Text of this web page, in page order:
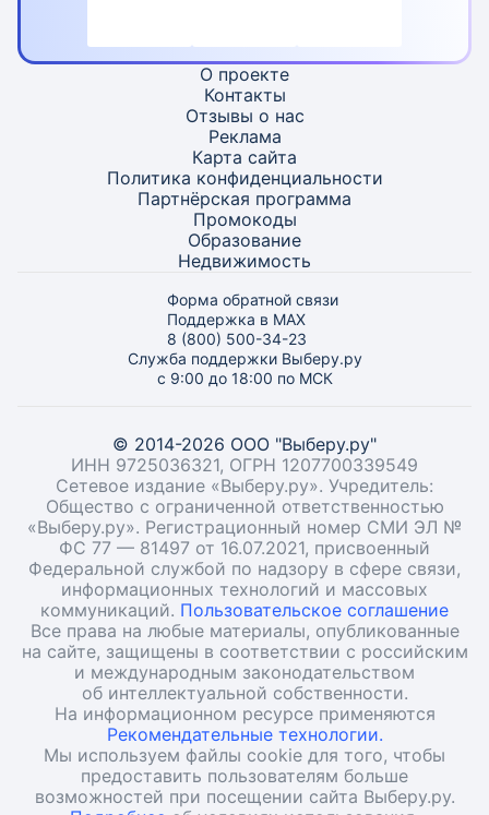
О проекте
Контакты
Отзывы о нас
Реклама
Карта сайта
Политика конфиденциальности
Партнёрская программа
Промокоды
Образование
Недвижимость
Форма обратной связи
Поддержка в MAX
8 (800) 500-34-23
Служба поддержки Выберу.ру
с 9:00 до 18:00 по МСК
© 2014-2026 ООО "Выберу.ру"
ИНН 9725036321, ОГРН 1207700339549
Сетевое издание «Выберу.ру». Учредитель:
Общество с ограниченной ответственностью
«Выберу.ру». Регистрационный номер СМИ ЭЛ №
ФС 77 — 81497 от 16.07.2021, присвоенный
Федеральной службой по надзору в сфере связи,
информационных технологий и массовых
коммуникаций. Пользовательское соглашение
Все права на любые материалы, опубликованные
на сайте, защищены в соответствии с российским
и международным законодательством
об интеллектуальной собственности.
На информационном ресурсе применяются
Рекомендательные технологии.
Мы используем файлы cookie для того, чтобы
предоставить пользователям больше
возможностей при посещении сайта Выберу.ру.